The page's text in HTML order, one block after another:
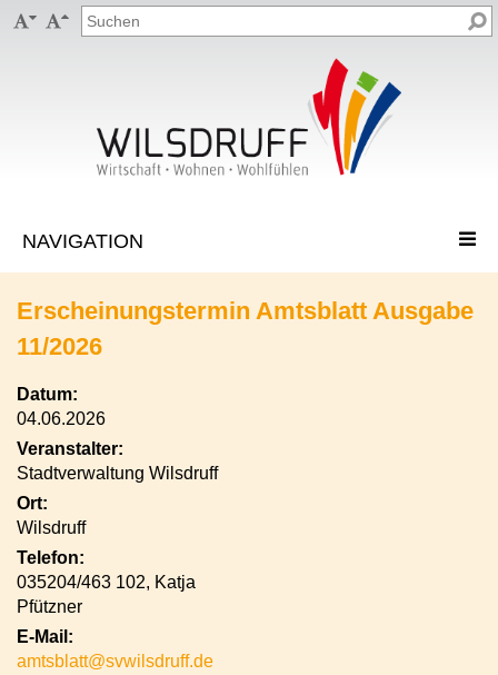
 
Erscheinungstermin Amtsblatt Ausgabe
11/2026
Datum:
04.06.2026
Veranstalter:
Stadtverwaltung Wilsdruff
Ort:
Wilsdruff
Telefon:
035204/463 102, Katja
Pfützner
E-Mail:
amtsblatt@svwilsdruff.de